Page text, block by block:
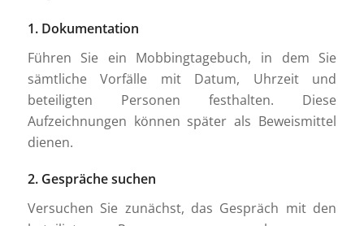
1. Dokumentation
Führen Sie ein Mobbingtagebuch, in dem Sie
sämtliche Vorfälle mit Datum, Uhrzeit und
beteiligten Personen festhalten. Diese
Aufzeichnungen können später als Beweismittel
dienen.
2. Gespräche suchen
Versuchen Sie zunächst, das Gespräch mit den